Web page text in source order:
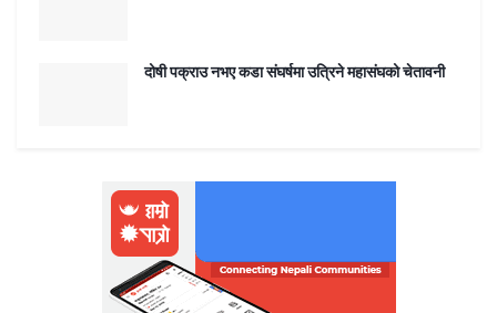
दोषी पक्राउ नभए कडा संघर्षमा उत्रिने महासंघको चेतावनी